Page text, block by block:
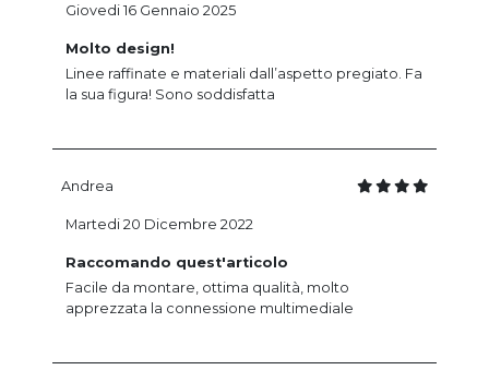
Molto design!
Linee raffinate e materiali dall’aspetto pregiato. Fa
la sua figura! Sono soddisfatta
Giovedi 16 Gennaio 2025
Andrea
Raccomando quest'articolo
Facile da montare, ottima qualità, molto
apprezzata la connessione multimediale
Martedi 20 Dicembre 2022